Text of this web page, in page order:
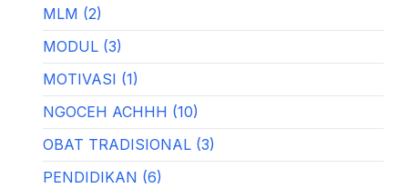
MLM (2)
MODUL (3)
MOTIVASI (1)
NGOCEH ACHHH (10)
OBAT TRADISIONAL (3)
PENDIDIKAN (6)